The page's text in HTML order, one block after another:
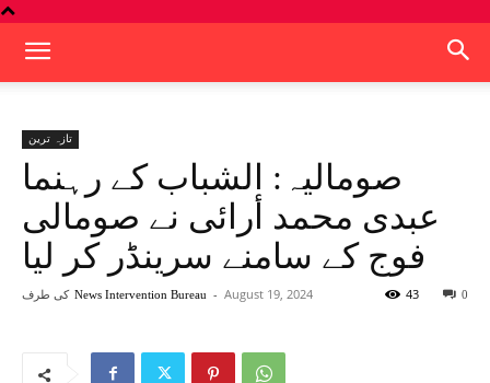
تازہ ترین
صومالیہ: الشباب کے رہنما
عبدی محمد أرائی نے صومالی
فوج کے سامنے سرینڈر کر لیا
کی طرف News Intervention Bureau - August 19, 2024 0
43